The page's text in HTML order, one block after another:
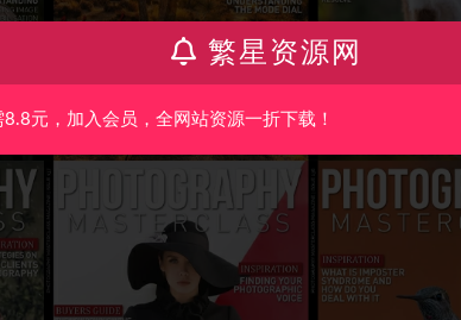
繁星资源网
8.8元，加入会员，全网站资源一折下载！